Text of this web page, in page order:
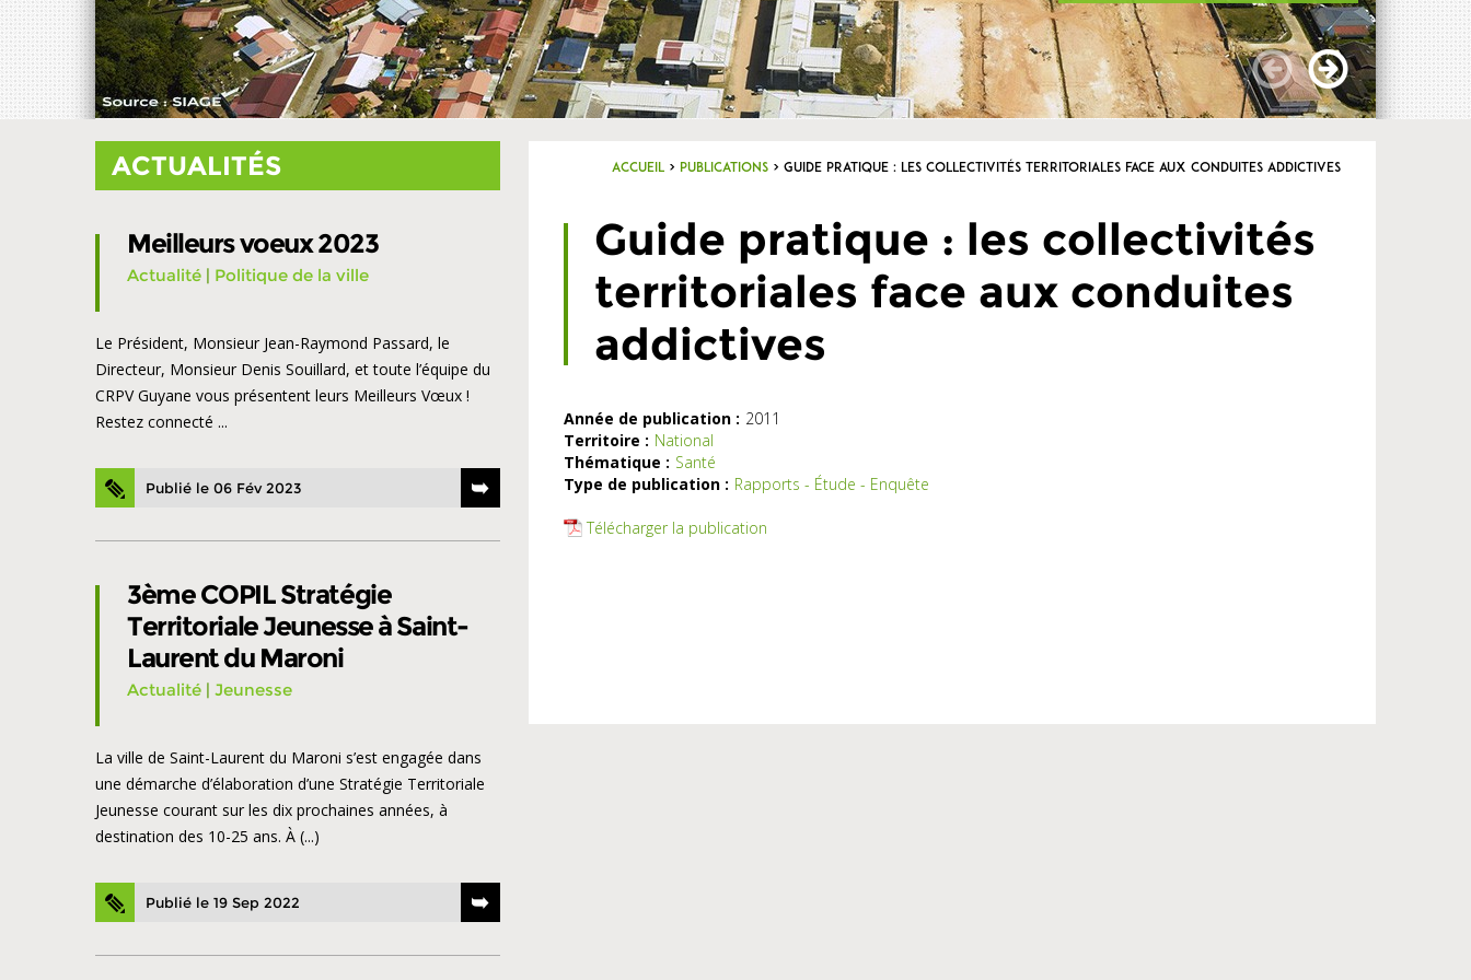
Accueil > Publications > Guide pratique : les collectivités territoriales face aux conduites addictives
Guide pratique : les collectivités
territoriales face aux conduites
addictives
Année de publication : 2011
Territoire : National
Thématique : Santé
Type de publication : Rapports - Étude - Enquête
Télécharger la publication
ACTUALITÉS
Meilleurs voeux 2023
Actualité | Politique de la ville
Le Président, Monsieur Jean-Raymond Passard, le
Directeur, Monsieur Denis Souillard, et toute l’équipe du
CRPV Guyane vous présentent leurs Meilleurs Vœux !
Restez connecté ...
Publié le 06 Fév 2023
3ème COPIL Stratégie
Territoriale Jeunesse à Saint-
Laurent du Maroni
Actualité | Jeunesse
La ville de Saint-Laurent du Maroni s’est engagée dans
une démarche d’élaboration d’une Stratégie Territoriale
Jeunesse courant sur les dix prochaines années, à
destination des 10-25 ans. À (...)
Publié le 19 Sep 2022